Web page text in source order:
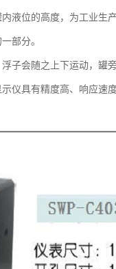
液位的高度，为工业生
部分。
子会随之上下运动，罐
仪具有精度高、响应速